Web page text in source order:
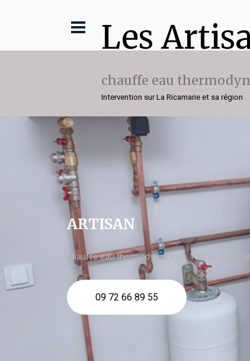
Les
chauffe eau
Intervention sur La Ricamarie et sa région
ARTISAN
chauffe eau thermodynamique 100l La
09 72 66 89 55